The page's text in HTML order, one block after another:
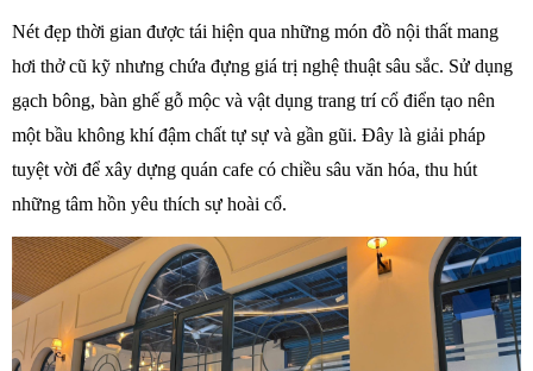
Nét đẹp thời gian được tái hiện qua những món đồ nội thất mang
hơi thở cũ kỹ nhưng chứa đựng giá trị nghệ thuật sâu sắc. Sử dụng
gạch bông, bàn ghế gỗ mộc và vật dụng trang trí cổ điển tạo nên
một bầu không khí đậm chất tự sự và gần gũi. Đây là giải pháp
tuyệt vời để xây dựng quán cafe có chiều sâu văn hóa, thu hút
những tâm hồn yêu thích sự hoài cổ.